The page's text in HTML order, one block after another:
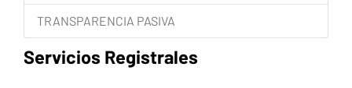
TRANSPARENCIA PASIVA
Servicios Registrales